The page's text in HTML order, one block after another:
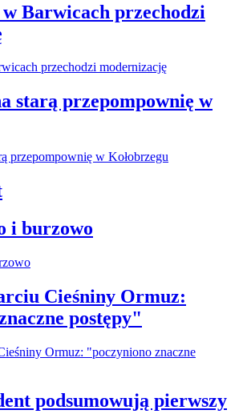
Barwicach przechodzi
starą przepompownię w
i burzowo
Cieśniny Ormuz:
postępy"
podsumowują pierwszy